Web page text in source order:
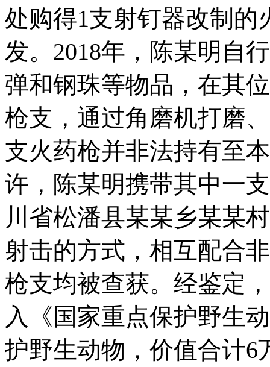
处购得1支射钉器改制的
发。2018年，陈某明自
弹和钢珠等物品，在其
枪支，通过角磨机打磨
支火药枪并非法持有至
许，陈某明携带其中一
川省松潘县某某乡某某
射击的方式，相互配合
枪支均被查获。经鉴定
入《国家重点保护野生
护野生动物，价值合计6